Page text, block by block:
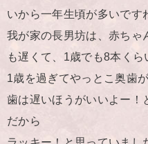
いから一年生頃が多いです
我が家の長男坊は、赤ちゃ
も遅くて、1歳でも8本くら
1歳を過ぎてやっとこ奥歯
歯は遅いほうがいいよー！
だから